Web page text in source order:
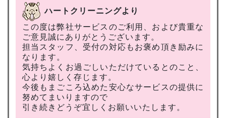
ハートクリーニングより
この度は弊社サービスのご利用、および貴重な
ご意見誠にありがとうございます。
担当スタッフ、受付の対応もお褒め頂き励みに
なります。
気持ちよくお過ごしいただけているとのこと、
心より嬉しく存じます。
今後もまごころ込めた安心なサービスの提供に
努めてまいりますので
引き続きどうぞ宜しくお願いいたします。